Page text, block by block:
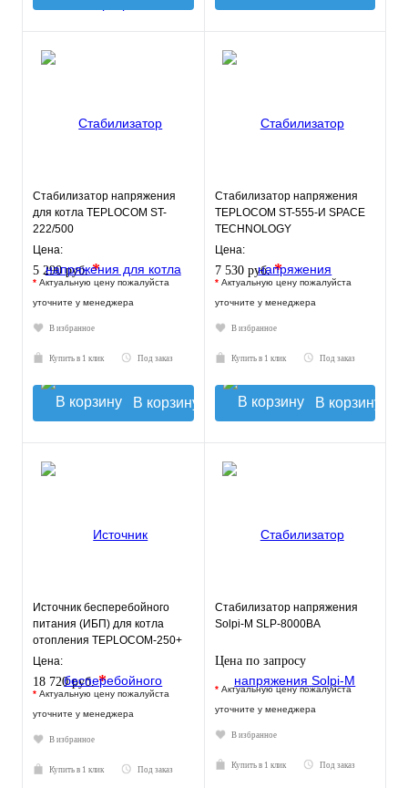
Стабилизатор напряжения
для котла TEPLOCOM ST-
222/500
Цена:
5 290 руб.*
* Актуальную цену пожалуйста
уточните у менеджера
В избранное
Купить в 1 клик Под заказ
В корзину
Стабилизатор напряжения
TEPLOCOM ST-555-И SPACE
TECHNOLOGY
Цена:
7 530 руб.*
* Актуальную цену пожалуйста
уточните у менеджера
В избранное
Купить в 1 клик Под заказ
В корзину
Источник бесперебойного
питания (ИБП) для котла
отопления TEPLOCOM-250+
Цена:
18 720 руб.*
* Актуальную цену пожалуйста
уточните у менеджера
В избранное
Купить в 1 клик Под заказ
Стабилизатор напряжения
Solpi-M SLP-8000BA
Цена по запросу
* Актуальную цену пожалуйста
уточните у менеджера
В избранное
Купить в 1 клик Под заказ